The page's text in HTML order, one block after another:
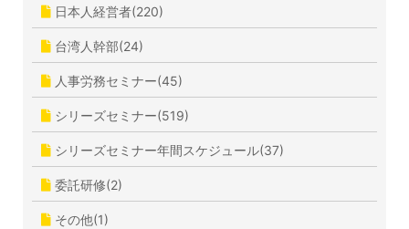
日本人経営者(220)
台湾人幹部(24)
人事労務セミナー(45)
シリーズセミナー(519)
シリーズセミナー年間スケジュール(37)
委託研修(2)
その他(1)